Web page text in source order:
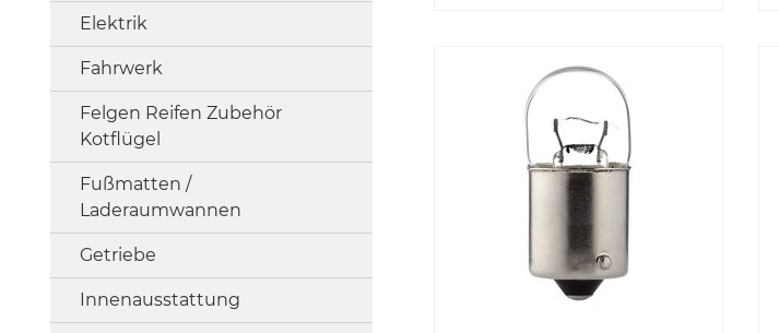
Elektrik
Fahrwerk
Felgen Reifen Zubehör
Kotflügel
Fußmatten /
Laderaumwannen
Getriebe
Innenausstattung